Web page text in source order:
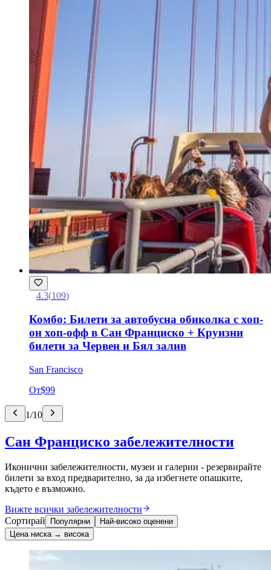
4.3(109)
Комбо: Билети за автобусна обиколка с хоп-
он хоп-офф в Сан Франциско + Круизни
билети за Червен и Бял залив
San Francisco
От$99
1/10
Сан Франциско забележителности
Иконични забележителности, музеи и галерии - резервирайте
билети за вход предварително, за да избегнете опашките,
където е възможно.
Вижте всички забележителности
Сортирай
Популярни
Най-високо оценени
Цена ниска → висока